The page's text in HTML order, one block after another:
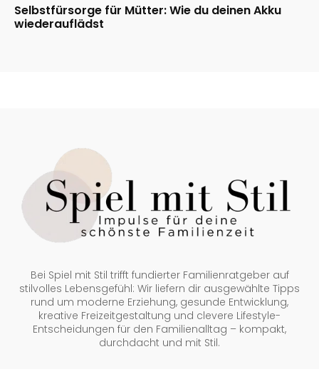
Selbstfürsorge für Mütter: Wie du deinen Akku
wiederauflädst
Bei Spiel mit Stil trifft fundierter Familienratgeber auf
stilvolles Lebensgefühl: Wir liefern dir ausgewählte Tipps
rund um moderne Erziehung, gesunde Entwicklung,
kreative Freizeitgestaltung und clevere Lifestyle-
Entscheidungen für den Familienalltag – kompakt,
durchdacht und mit Stil.